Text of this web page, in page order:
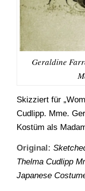
Geraldine
Skizziert für
Cudlipp. Mme.
Kostüm als
Original:
Thelma Cudlipp
Japanese